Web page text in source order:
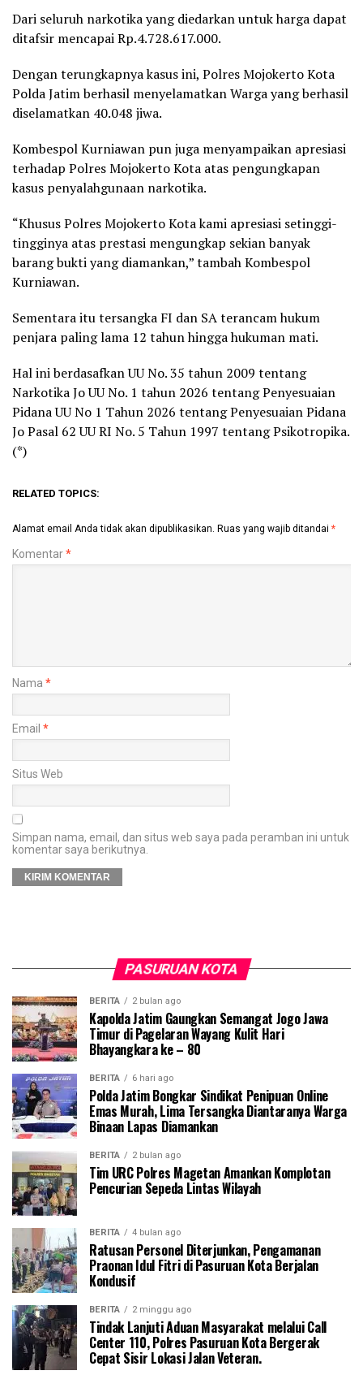
Dari seluruh narkotika yang diedarkan untuk harga dapat
ditafsir mencapai Rp.4.728.617.000.
Dengan terungkapnya kasus ini, Polres Mojokerto Kota
Polda Jatim berhasil menyelamatkan Warga yang berhasil
diselamatkan 40.048 jiwa.
Kombespol Kurniawan pun juga menyampaikan apresiasi
terhadap Polres Mojokerto Kota atas pengungkapan
kasus penyalahgunaan narkotika.
“Khusus Polres Mojokerto Kota kami apresiasi setinggi-
tingginya atas prestasi mengungkap sekian banyak
barang bukti yang diamankan,” tambah Kombespol
Kurniawan.
Sementara itu tersangka FI dan SA terancam hukum
penjara paling lama 12 tahun hingga hukuman mati.
Hal ini berdasafkan UU No. 35 tahun 2009 tentang
Narkotika Jo UU No. 1 tahun 2026 tentang Penyesuaian
Pidana UU No 1 Tahun 2026 tentang Penyesuaian Pidana
Jo Pasal 62 UU RI No. 5 Tahun 1997 tentang Psikotropika.
(*)
RELATED TOPICS:
Alamat email Anda tidak akan dipublikasikan. Ruas yang wajib ditandai *
Komentar*
Nama *
Email *
Situs Web
Simpan nama, email, dan situs web saya pada peramban ini untuk
komentar saya berikutnya.
PASURUAN KOTA
BERITA 2 bulan ago
Kapolda Jatim Gaungkan Semangat Jogo Jawa
Timur di Pagelaran Wayang Kulit Hari
Bhayangkara ke – 80
BERITA 6 hari ago
Polda Jatim Bongkar Sindikat Penipuan Online
Emas Murah, Lima Tersangka Diantaranya Warga
Binaan Lapas Diamankan
BERITA 2 bulan ago
Tim URC Polres Magetan Amankan Komplotan
Pencurian Sepeda Lintas Wilayah
BERITA 4 bulan ago
Ratusan Personel Diterjunkan, Pengamanan
Praonan Idul Fitri di Pasuruan Kota Berjalan
Kondusif
BERITA 2 minggu ago
Tindak Lanjuti Aduan Masyarakat melalui Call
Center 110, Polres Pasuruan Kota Bergerak
Cepat Sisir Lokasi Jalan Veteran.